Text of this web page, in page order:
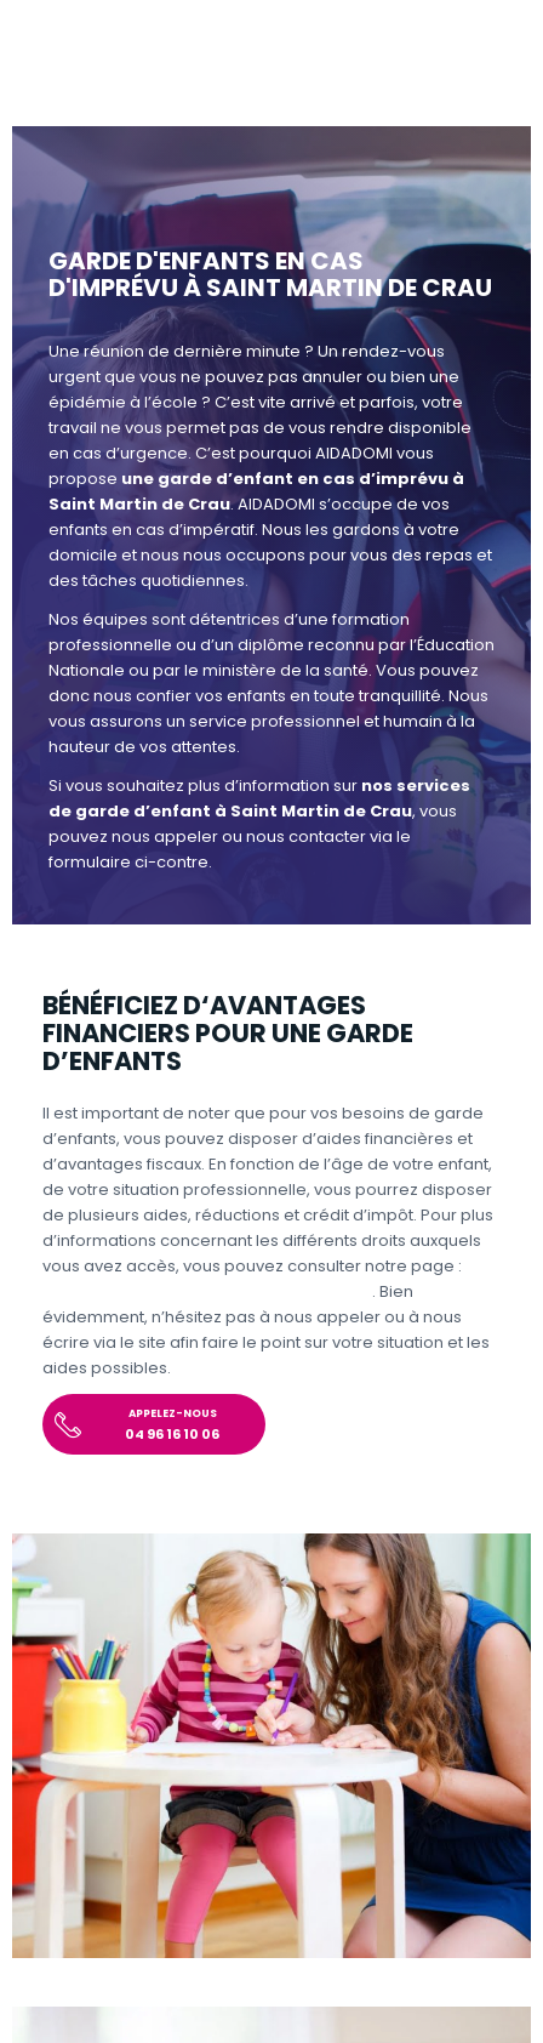
GARDE D'ENFANTS EN CAS
D'IMPRÉVU À SAINT MARTIN DE CRAU
Une réunion de dernière minute ? Un rendez-vous
urgent que vous ne pouvez pas annuler ou bien une
épidémie à l’école ? C’est vite arrivé et parfois, votre
travail ne vous permet pas de vous rendre disponible
en cas d’urgence. C’est pourquoi AIDADOMI vous
propose une garde d’enfant en cas d’imprévu à
Saint Martin de Crau. AIDADOMI s’occupe de vos
enfants en cas d’impératif. Nous les gardons à votre
domicile et nous nous occupons pour vous des repas et
des tâches quotidiennes.
Nos équipes sont détentrices d’une formation
professionnelle ou d’un diplôme reconnu par l’Éducation
Nationale ou par le ministère de la santé. Vous pouvez
donc nous confier vos enfants en toute tranquillité. Nous
vous assurons un service professionnel et humain à la
hauteur de vos attentes.
Si vous souhaitez plus d’information sur nos services
de garde d’enfant à Saint Martin de Crau, vous
pouvez nous appeler ou nous contacter via le
formulaire ci-contre.
BÉNÉFICIEZ D‘AVANTAGES
FINANCIERS POUR UNE GARDE
D’ENFANTS
Il est important de noter que pour vos besoins de garde
d’enfants, vous pouvez disposer d’aides financières et
d’avantages fiscaux. En fonction de l’âge de votre enfant,
de votre situation professionnelle, vous pourrez disposer
de plusieurs aides, réductions et crédit d’impôt. Pour plus
d’informations concernant les différents droits auxquels
vous avez accès, vous pouvez consulter notre page :
. Bien
évidemment, n’hésitez pas à nous appeler ou à nous
écrire via le site afin faire le point sur votre situation et les
aides possibles.
APPELEZ-NOUS
04 96 16 10 06